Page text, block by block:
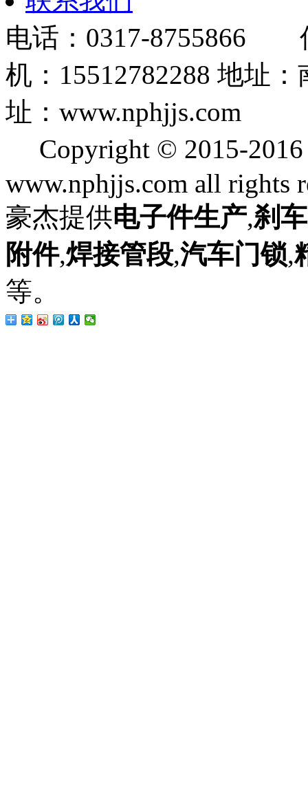
电话：0317-8755866
机：15512782288 地
址：www.nphjjs.com
Copyright © 2015-
www.nphjjs.com all rights
豪杰提供电子件生产,刹
附件,焊接管段,汽车门锁,
等。